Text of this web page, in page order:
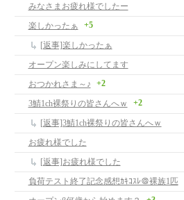
みなさまお疲れ様でしたー
楽しかったぁ
+5
[返事]楽しかったぁ
オープン楽しみにしてます
おつかれさま～♪
+2
3鯖1ch裸祭りの皆さんへｗ +2
[返事]3鯖1ch裸祭りの皆さんへｗ
お疲れ様でした
[返事]お疲れ様でした
負荷テスト終了記念感想ｶｷｺｽﾚ＠裸族1匹